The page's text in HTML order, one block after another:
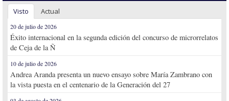
Visto Actual
20 de julio de 2026
Éxito internacional en la segunda edición del concurso de microrrelatos
de Ceja de la Ñ
10 de julio de 2026
Andrea Aranda presenta un nuevo ensayo sobre María Zambrano con
la vista puesta en el centenario de la Generación del 27